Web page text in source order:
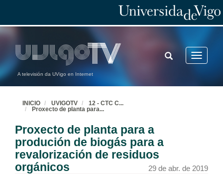
A televisión da UVigo en Internet
Toggle
TOGGLE
SEARCH
INICIO UVIGOTV 12 - CTC C...
Proxecto de planta para...
Proxecto de planta para a
produción de biogás para a
revalorización de residuos
orgánicos
29 de abr. de 2019